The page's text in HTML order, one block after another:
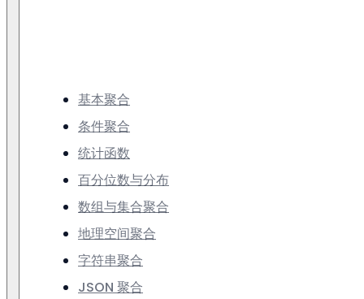
基本聚合
条件聚合
统计函数
百分位数与分布
数组与集合聚合
地理空间聚合
字符串聚合
JSON 聚合